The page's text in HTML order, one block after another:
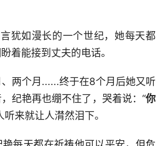
犹如漫长的一个世纪，她每天都
着能接到丈夫的电话。
两个月......终于在8个月后她又听
纪艳再也绷不住了，哭着说：“你
听来就让人潸然泪下。